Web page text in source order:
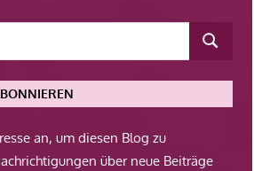
an, um diesen Blog zu
über neue Beiträge